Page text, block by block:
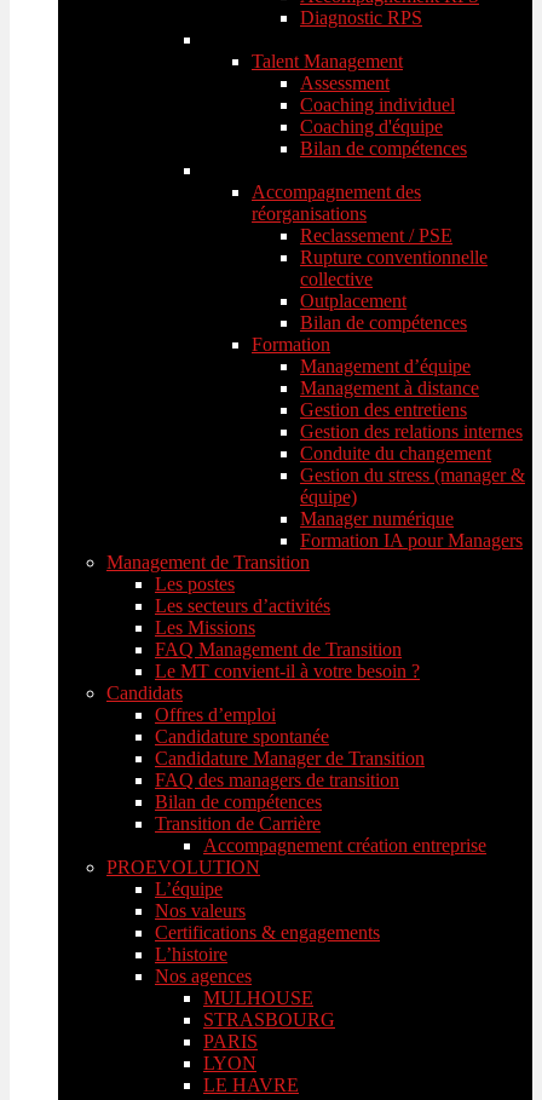
Diagnostic RPS
Talent Management
Assessment
Coaching individuel
Coaching d'équipe
Bilan de compétences
Accompagnement des
réorganisations
Reclassement / PSE
Rupture conventionnelle
collective
Outplacement
Bilan de compétences
Formation
Management d’équipe
Management à distance
Gestion des entretiens
Gestion des relations internes
Conduite du changement
Gestion du stress (manager &
équipe)
Manager numérique
Formation IA pour Managers
Management de Transition
Les postes
Les secteurs d’activités
Les Missions
FAQ Management de Transition
Le MT convient-il à votre besoin ?
Candidats
Offres d’emploi
Candidature spontanée
Candidature Manager de Transition
FAQ des managers de transition
Bilan de compétences
Transition de Carrière
Accompagnement création entreprise
PROEVOLUTION
L’équipe
Nos valeurs
Certifications & engagements
L’histoire
Nos agences
MULHOUSE
STRASBOURG
PARIS
LYON
LE HAVRE